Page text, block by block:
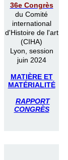
36e Congrès
du Comité
international
d'Histoire de l'art
(CIHA)
Lyon, session
juin 2024
MATIÈRE ET
MATÉRIALITÉ
RAPPORT
CONGRÈS